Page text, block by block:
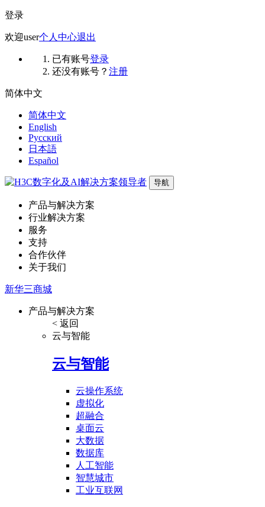
登录
欢迎user个人中心退出
已有账号登录
还没有账号？ 注册
简体中文
简体中文
English
Русский
日本語
Español
导航
产品与解决方案
行业解决方案
服务
支持
合作伙伴
关于我们
新华三商城
产品与解决方案
< 返回
云与智能
云与智能
云操作系统
虚拟化
超融合
桌面云
大数据
数据库
人工智能
智慧城市
工业互联网